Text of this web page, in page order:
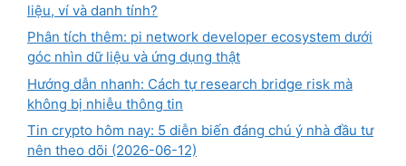
liệu, ví và danh tính?
Phân tích thêm: pi network developer ecosystem dưới
góc nhìn dữ liệu và ứng dụng thật
Hướng dẫn nhanh: Cách tự research bridge risk mà
không bị nhiễu thông tin
Tin crypto hôm nay: 5 diễn biến đáng chú ý nhà đầu tư
nên theo dõi (2026-06-12)